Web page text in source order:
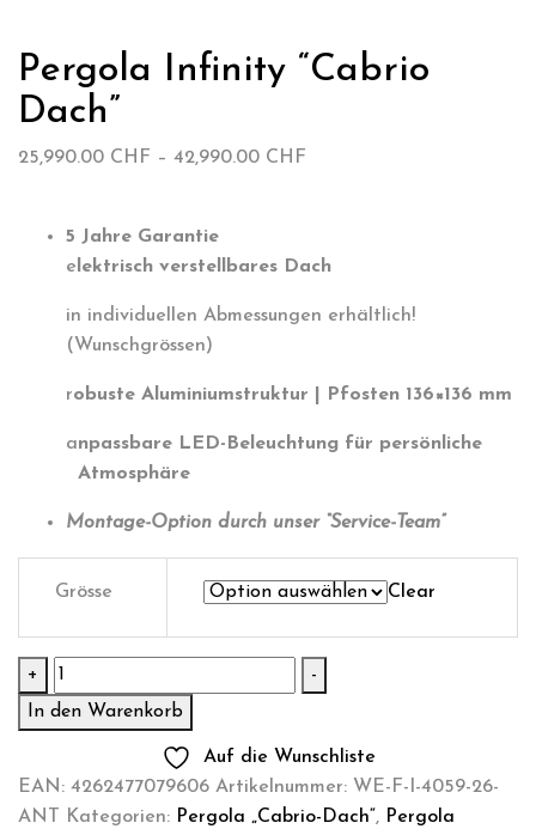
Pergola Infinity “Cabrio
Dach”
25,990.00 CHF – 42,990.00 CHF
5 Jahre Garantie
e lektrisch verstellbares Dach
in individuellen Abmessungen erhältlich!
(Wunschgrössen)
robuste Aluminiumstruktur | Pfosten 136×136 mm
anpassbare LED-Beleuchtung für persönliche
Atmosphäre
Montage-Option durch unser “Service-Team”
Grösse Clear
+
Pergola
Infinity
"Cabrio
Menge
-
In den Warenkorb
Auf die Wunschliste
EAN: 4262477079606 Artikelnummer: WE-F-I-4059-26-
ANT Kategorien: Pergola „Cabrio-Dach“, Pergola